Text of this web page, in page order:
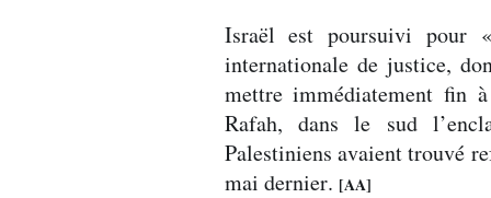
Israël est poursuivi pour
internationale de justice,
mettre immédiatement fin
Rafah, dans le sud
Palestiniens avaient trouvé
mai dernier. [AA]